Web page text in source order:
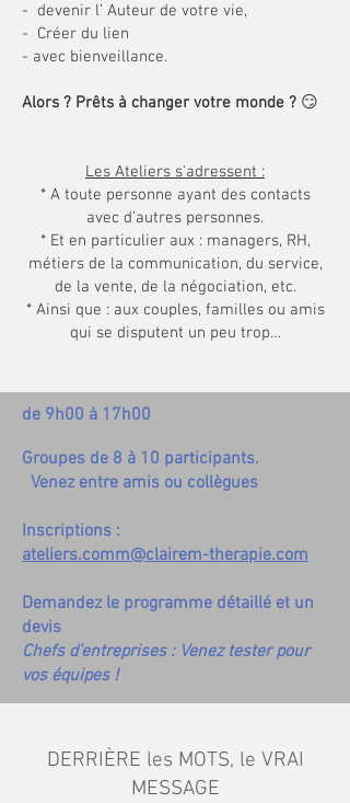
- devenir l’ Auteur de votre vie,
- Créer du lien
- avec bienveillance.
Alors ? Prêts à changer votre monde ? 😏
Les Ateliers s'adressent :
* A toute personne ayant des contacts
avec d’autres personnes.
* Et en particulier aux : managers, RH,
métiers de la communication, du service,
de la vente, de la négociation, etc.
* Ainsi que : aux couples, familles ou amis
qui se disputent un peu trop…
de 9h00 à 17h00
Groupes de 8 à 10 participants.
Venez entre amis ou collègues
Inscriptions :
ateliers.comm@clairem-therapie.com
Demandez le programme détaillé et un
devis
Chefs d’entreprises : Venez tester pour
vos équipes !
DERRIÈRE les MOTS, le VRAI
MESSAGE